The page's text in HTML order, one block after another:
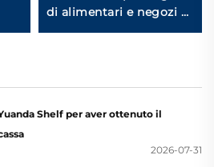
di alimentari e negozi di
convenienza YD-S014
Shelf per aver ottenuto il
2026-07-31